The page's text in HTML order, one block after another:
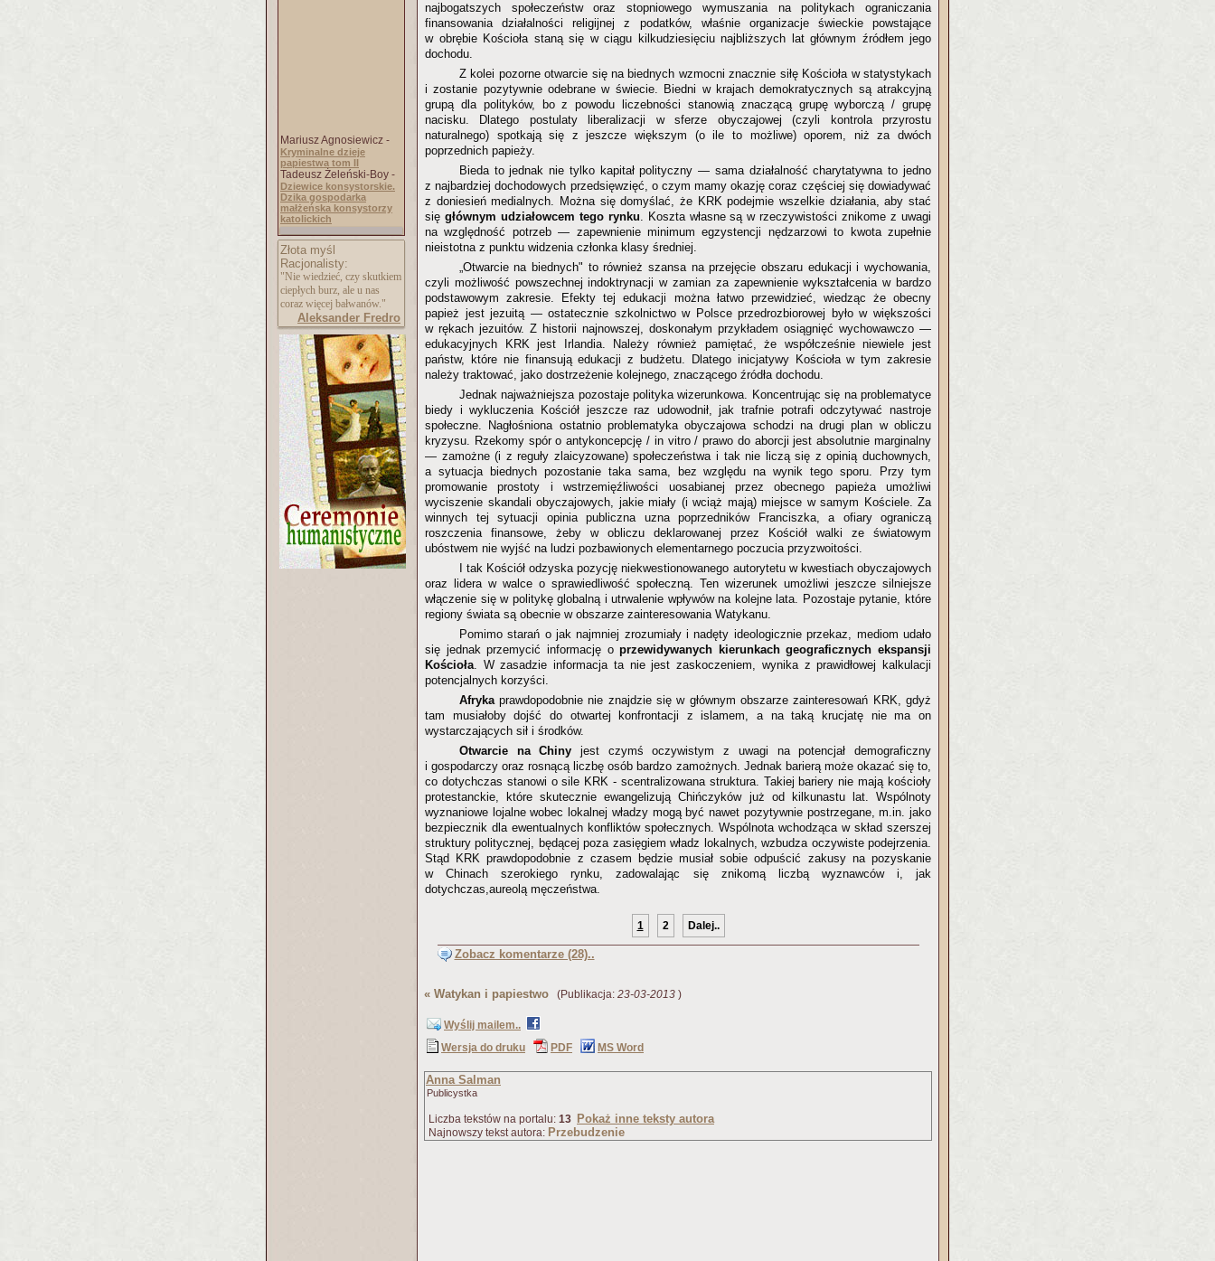
Mariusz Agnosiewicz -
Kryminalne dzieje
papiestwa tom II
Tadeusz Żeleński-Boy -
Dziewice konsystorskie.
Dzika gospodarka
małżeńska konsystorzy
katolickich
Złota myśl
Racjonalisty:
"Nie wiedzieć, czy skutkiem
ciepłych burz, ale u nas
coraz więcej bałwanów."
Aleksander Fredro
najbogatszych społeczeństw oraz stopniowego wymuszania na politykach ograniczania
finansowania działalności religijnej z podatków, właśnie organizacje świeckie powstające
w obrębie Kościoła staną się w ciągu kilkudziesięciu najbliższych lat głównym źródłem jego
dochodu.
Z kolei pozorne otwarcie się na biednych wzmocni znacznie siłę Kościoła w statystykach
i zostanie pozytywnie odebrane w świecie. Biedni w krajach demokratycznych są atrakcyjną
grupą dla polityków, bo z powodu liczebności stanowią znaczącą grupę wyborczą / grupę
nacisku. Dlatego postulaty liberalizacji w sferze obyczajowej (czyli kontrola przyrostu
naturalnego) spotkają się z jeszcze większym (o ile to możliwe) oporem, niż za dwóch
poprzednich papieży.
Bieda to jednak nie tylko kapitał polityczny — sama działalność charytatywna to jedno
z najbardziej dochodowych przedsięwzięć, o czym mamy okazję coraz częściej się dowiadywać
z doniesień medialnych. Można się domyślać, że KRK podejmie wszelkie działania, aby stać
się głównym udziałowcem tego rynku. Koszta własne są w rzeczywistości znikome z uwagi
na względność potrzeb — zapewnienie minimum egzystencji nędzarzowi to kwota zupełnie
nieistotna z punktu widzenia członka klasy średniej.
„Otwarcie na biednych" to również szansa na przejęcie obszaru edukacji i wychowania,
czyli możliwość powszechnej indoktrynacji w zamian za zapewnienie wykształcenia w bardzo
podstawowym zakresie. Efekty tej edukacji można łatwo przewidzieć, wiedząc że obecny
papież jest jezuitą — ostatecznie szkolnictwo w Polsce przedrozbiorowej było w większości
w rękach jezuitów. Z historii najnowszej, doskonałym przykładem osiągnięć wychowawczo —
edukacyjnych KRK jest Irlandia. Należy również pamiętać, że współcześnie niewiele jest
państw, które nie finansują edukacji z budżetu. Dlatego inicjatywy Kościoła w tym zakresie
należy traktować, jako dostrzeżenie kolejnego, znaczącego źródła dochodu.
Jednak najważniejsza pozostaje polityka wizerunkowa. Koncentrując się na problematyce
biedy i wykluczenia Kościół jeszcze raz udowodnił, jak trafnie potrafi odczytywać nastroje
społeczne. Nagłośniona ostatnio problematyka obyczajowa schodzi na drugi plan w obliczu
kryzysu. Rzekomy spór o antykoncepcję / in vitro / prawo do aborcji jest absolutnie marginalny
— zamożne (i z reguły zlaicyzowane) społeczeństwa i tak nie liczą się z opinią duchownych,
a sytuacja biednych pozostanie taka sama, bez względu na wynik tego sporu. Przy tym
promowanie prostoty i wstrzemięźliwości uosabianej przez obecnego papieża umożliwi
wyciszenie skandali obyczajowych, jakie miały (i wciąż mają) miejsce w samym Kościele. Za
winnych tej sytuacji opinia publiczna uzna poprzedników Franciszka, a ofiary ograniczą
roszczenia finansowe, żeby w obliczu deklarowanej przez Kościół walki ze światowym
ubóstwem nie wyjść na ludzi pozbawionych elementarnego poczucia przyzwoitości.
I tak Kościół odzyska pozycję niekwestionowanego autorytetu w kwestiach obyczajowych
oraz lidera w walce o sprawiedliwość społeczną. Ten wizerunek umożliwi jeszcze silniejsze
włączenie się w politykę globalną i utrwalenie wpływów na kolejne lata. Pozostaje pytanie, które
regiony świata są obecnie w obszarze zainteresowania Watykanu.
Pomimo starań o jak najmniej zrozumiały i nadęty ideologicznie przekaz, mediom udało
się jednak przemycić informację oprzewidywanych kierunkach geograficznych ekspansji
Kościoła. W zasadzie informacja ta nie jest zaskoczeniem, wynika z prawidłowej kalkulacji
potencjalnych korzyści.
Afrykaprawdopodobnie nie znajdzie się w głównym obszarze zainteresowań KRK, gdyż
tam musiałoby dojść do otwartej konfrontacji z islamem, a na taką krucjatę nie ma on
wystarczających sił i środków.
Otwarcie na Chiny jest czymś oczywistym z uwagi na potencjał demograficzny
i gospodarczy oraz rosnącą liczbę osób bardzo zamożnych. Jednak barierą może okazać się to,
co dotychczas stanowi o sile KRK - scentralizowana struktura. Takiej bariery nie mają kościoły
protestanckie, które skutecznie ewangelizują Chińczyków już od kilkunastu lat. Wspólnoty
wyznaniowe lojalne wobec lokalnej władzy mogą być nawet pozytywnie postrzegane, m.in. jako
bezpiecznik dla ewentualnych konfliktów społecznych. Wspólnota wchodząca w skład szerszej
struktury politycznej, będącej poza zasięgiem władz lokalnych, wzbudza oczywiste podejrzenia.
Stąd KRK prawdopodobnie z czasem będzie musiał sobie odpuścić zakusy na pozyskanie
w Chinach szerokiego rynku, zadowalając się znikomą liczbą wyznawców i, jak
dotychczas,aureolą męczeństwa.
1 2 Dalej..
Zobacz komentarze (28)..
« Watykan i papiestwo (Publikacja: 23-03-2013 )
Wyślij mailem..
Wersja do druku
PDF MS Word
Anna Salman
Publicystka
Liczba tekstów na portalu: 13 Pokaż inne teksty autora
Najnowszy tekst autora: Przebudzenie